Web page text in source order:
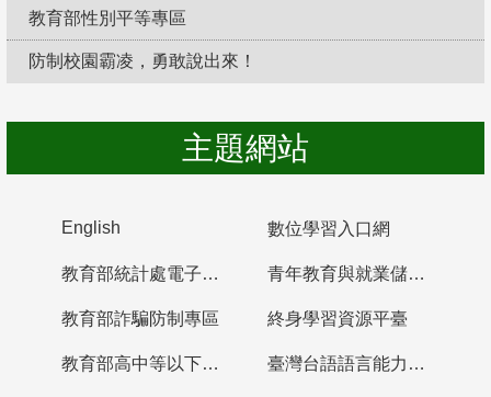
教育部性別平等專區
防制校園霸凌，勇敢說出來！
主題網站
English 數位學習入口網
教育部統計處電子書櫃 青年教育與就業儲蓄帳戶
教育部詐騙防制專區 終身學習資源平臺
教育部高中等以下學校及幼兒園教師資格檢定考試 臺灣台語語言能力認證網站